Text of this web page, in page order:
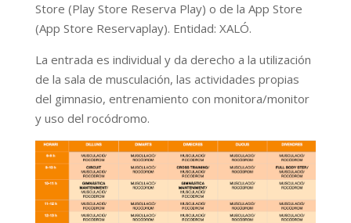
Store (Play Store Reserva Play) o de la App Store
(App Store Reservaplay). Entidad: XALÓ.
La entrada es individual y da derecho a la utilización
de la sala de musculación, las actividades propias
del gimnasio, entrenamiento con monitora/monitor
y uso del rocódromo.